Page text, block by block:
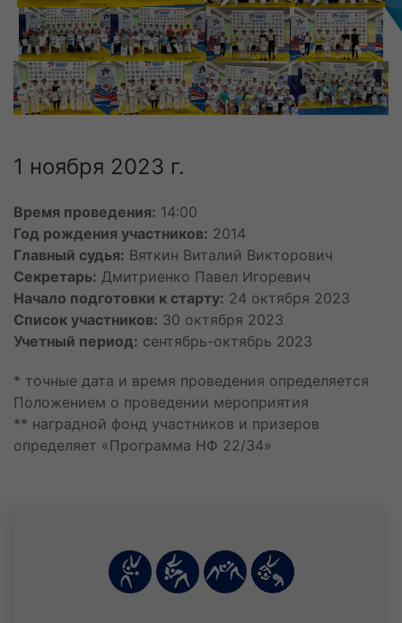
1 ноября 2023 г.
Время проведения: 14:00
Год рождения участников: 2014
Главный судья: Вяткин Виталий Викторович
Секретарь: Дмитриенко Павел Игоревич
Начало подготовки к старту: 24 октября 2023
Список участников: 30 октября 2023
Учетный период: сентябрь-октябрь 2023
* точные дата и время проведения определяется
Положением о проведении мероприятия
** наградной фонд участников и призеров
определяет «Программа НФ 22/34»
21 июля
Холодов Артур Евгеньевич
Яковлева Софья Александровна
22 июля
Жаканбекова Хадича Улановна
23 июля
24 июля
Мещанинов Яков Максимович
Молчанов Кирилл Артемьевич
Резепкин Михаил Александрович
Утолин Лев Алексеевич
25 июля
Бакулин Алексей Денисович
Афанасьев Тимофей Дмитриевич
Клепиков Александр Игоревич
Кутовой Кирилл Дмитриевич
27 июля
Петров Роман Андреевич
Шимин Артем Алекссевич
29 июля